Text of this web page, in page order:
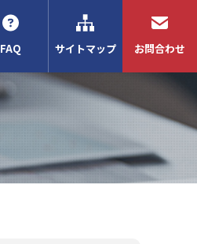
FAQ サイトマップ お問合わせ